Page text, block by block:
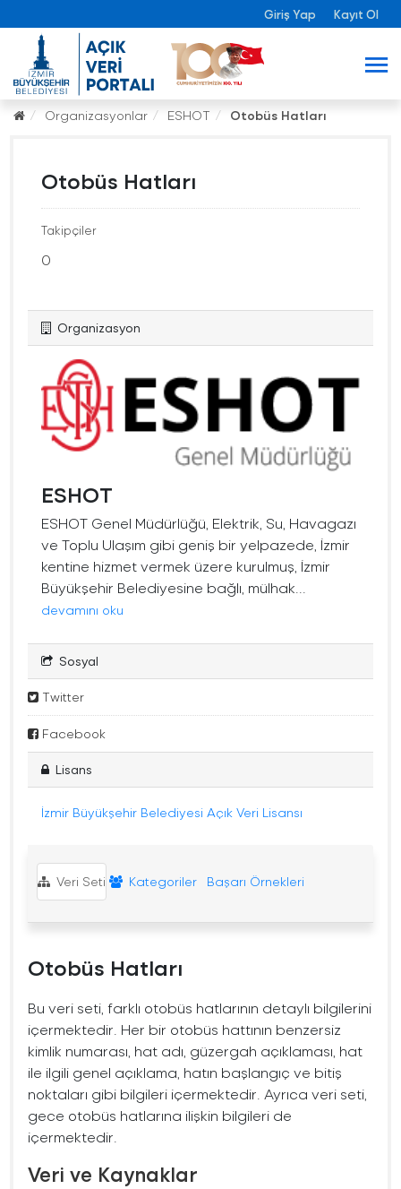
Giriş Yap Kayıt Ol
Organizasyonlar ESHOT Otobüs Hatları
Otobüs Hatları
Takipçiler
0
Organizasyon
ESHOT
ESHOT Genel Müdürlüğü, Elektrik, Su, Havagazı
ve Toplu Ulaşım gibi geniş bir yelpazede, İzmir
kentine hizmet vermek üzere kurulmuş, İzmir
Büyükşehir Belediyesine bağlı, mülhak...
devamını oku
Sosyal
Twitter
Facebook
Lisans
İzmir Büyükşehir Belediyesi Açık Veri Lisansı
Veri Seti Kategoriler Başarı Örnekleri
Otobüs Hatları
Bu veri seti, farklı otobüs hatlarının detaylı bilgilerini
içermektedir. Her bir otobüs hattının benzersiz
kimlik numarası, hat adı, güzergah açıklaması, hat
ile ilgili genel açıklama, hatın başlangıç ve bitiş
noktaları gibi bilgileri içermektedir. Ayrıca veri seti,
gece otobüs hatlarına ilişkin bilgileri de
içermektedir.
Veri ve Kaynaklar